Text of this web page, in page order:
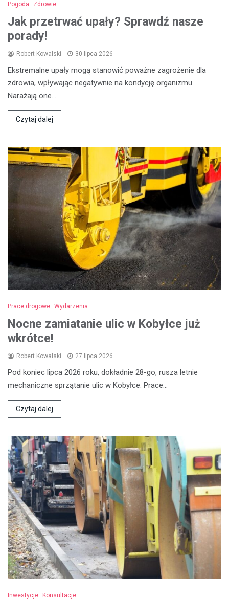
Pogoda Zdrowie
Jak przetrwać upały? Sprawdź nasze
porady!
Robert Kowalski 30 lipca 2026
Ekstremalne upały mogą stanowić poważne zagrożenie dla
zdrowia, wpływając negatywnie na kondycję organizmu.
Narażają one…
Czytaj dalej
Prace drogowe Wydarzenia
Nocne zamiatanie ulic w Kobyłce już
wkrótce!
Robert Kowalski 27 lipca 2026
Pod koniec lipca 2026 roku, dokładnie 28-go, rusza letnie
mechaniczne sprzątanie ulic w Kobyłce. Prace…
Czytaj dalej
Inwestycje Konsultacje